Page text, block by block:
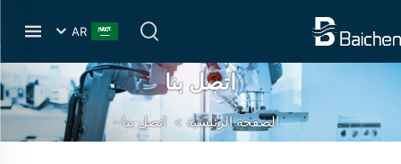
AR
اتصل بنا
الصفحة الرئيسية > اتصل بنا